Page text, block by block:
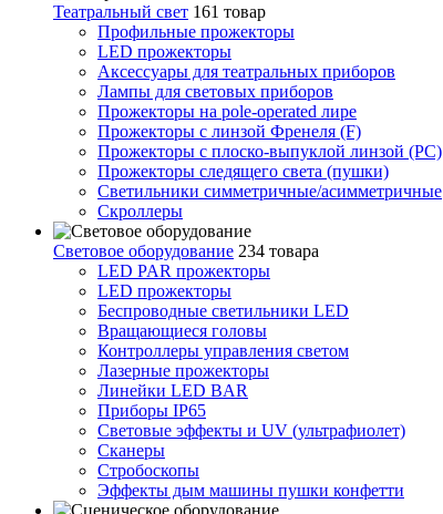
Театральный свет 161 товар
Профильные прожекторы
LED прожекторы
Аксессуары для театральных приборов
Лампы для световых приборов
Прожекторы на pole-operated лире
Прожекторы с линзой Френеля (F)
Прожекторы с плоско-выпуклой линзой (PC)
Прожекторы следящего света (пушки)
Светильники симметричные/асимметричные
Скроллеры
Световое оборудование 234 товара
LED PAR прожекторы
LED прожекторы
Беспроводные светильники LED
Вращающиеся головы
Контроллеры управления светом
Лазерные прожекторы
Линейки LED BAR
Приборы IP65
Световые эффекты и UV (ультрафиолет)
Сканеры
Стробоскопы
Эффекты дым машины пушки конфетти